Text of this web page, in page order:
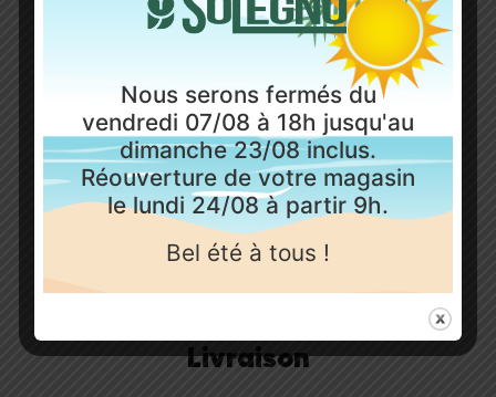
changer de déco ? Pas de problème = la plinthe
noire se repeint comme une plinthe classique ; pas
élégance, robustesse et longévité.
Profitez du meilleur rapport qualité-prix grâce à
notre expertise et à notre exigence de fiabilité.
Livraison
Nous serons fermés du
vendredi 07/08 à 18h jusqu'au
dimanche 23/08 inclus.
Réouverture de votre magasin
le lundi 24/08 à partir 9h.
Bel été à tous !